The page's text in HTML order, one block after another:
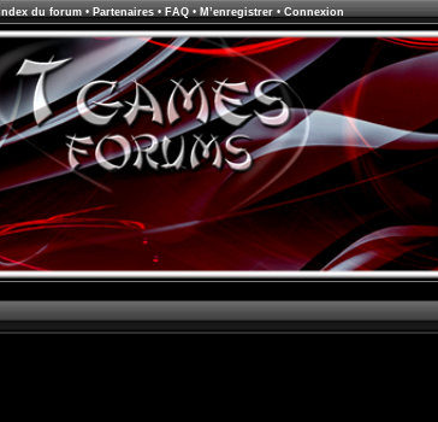
Index du forum• Partenaires• FAQ• M’enregistrer• Connexion